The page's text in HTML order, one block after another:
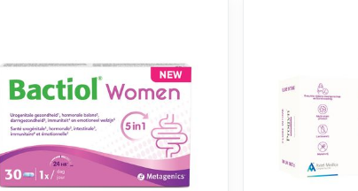
en maximale prijswaarden aan te passen.